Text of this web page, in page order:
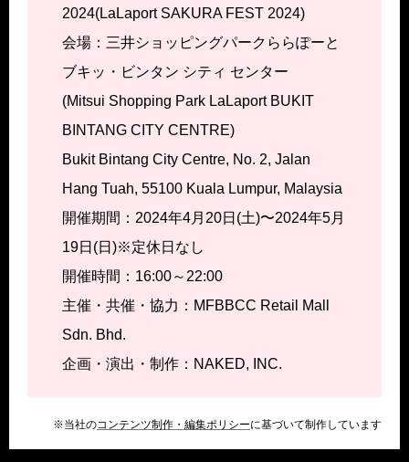
2024(LaLaport SAKURA FEST 2024)
会場：三井ショッピングパークららぽーと
ブキッ・ビンタン シティ センター
(Mitsui Shopping Park LaLaport BUKIT
BINTANG CITY CENTRE)
Bukit Bintang City Centre, No. 2, Jalan
Hang Tuah, 55100 Kuala Lumpur, Malaysia
開催期間：2024年4月20日(土)〜2024年5月
19日(日)※定休日なし
開催時間：16:00～22:00
主催・共催・協力：MFBBCC Retail Mall
Sdn. Bhd.
企画・演出・制作：NAKED, INC.
※当社のコンテンツ制作・編集ポリシーに基づいて制作しています